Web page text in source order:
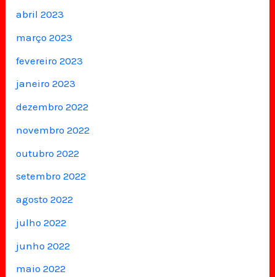
abril 2023
março 2023
fevereiro 2023
janeiro 2023
dezembro 2022
novembro 2022
outubro 2022
setembro 2022
agosto 2022
julho 2022
junho 2022
maio 2022